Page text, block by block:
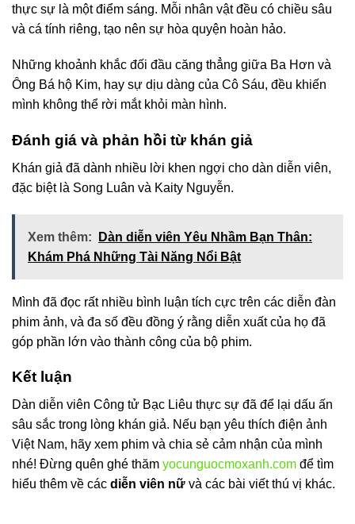
thực sự là một điểm sáng. Mỗi nhân vật đều có chiều sâu
và cá tính riêng, tạo nên sự hòa quyện hoàn hảo.
Những khoảnh khắc đối đầu căng thẳng giữa Ba Hơn và
Ông Bá hộ Kim, hay sự dịu dàng của Cô Sáu, đều khiến
mình không thể rời mắt khỏi màn hình.
Đánh giá và phản hồi từ khán giả
Khán giả đã dành nhiều lời khen ngợi cho dàn diễn viên,
đặc biệt là Song Luân và Kaity Nguyễn.
Xem thêm:
Dàn diễn viên Yêu Nhầm Bạn Thân:
Khám Phá Những Tài Năng Nổi Bật
Mình đã đọc rất nhiều bình luận tích cực trên các diễn đàn
phim ảnh, và đa số đều đồng ý rằng diễn xuất của họ đã
góp phần lớn vào thành công của bộ phim.
Kết luận
Dàn diễn viên Công tử Bạc Liêu thực sự đã để lại dấu ấn
sâu sắc trong lòng khán giả. Nếu bạn yêu thích điện ảnh
Việt Nam, hãy xem phim và chia sẻ cảm nhận của mình
nhé! Đừng quên ghé thăm yocunguocmoxanh.com để tìm
hiểu thêm về các diễn viên nữ và các bài viết thú vị khác.